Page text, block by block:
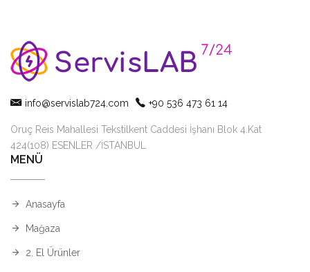
info@servislab724.com +90 536 473 61 14
Oruç Reis Mahallesi Tekstilkent Caddesi İşhanı Blok 4.Kat
424(108) ESENLER /İSTANBUL
MENÜ
Anasayfa
Mağaza
2. El Ürünler